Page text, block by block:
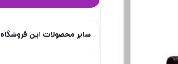
سایر محصولات این فروشگاه